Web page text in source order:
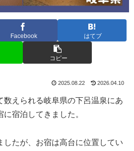
Facebook はてブ
コピー
2025.08.22 2026.04.10
数えられる岐阜県の下呂温泉にあ
宿泊してきました。
したが、お宿は高台に位置してい